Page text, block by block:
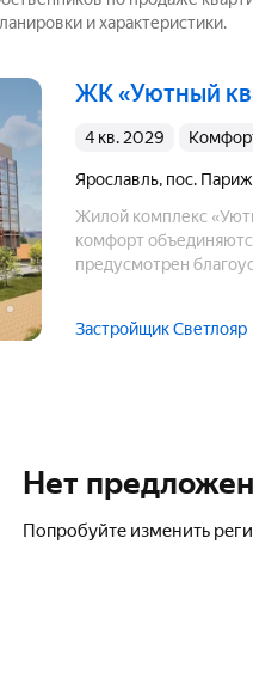
и характеристики.
ЖК «Уютный
4 кв. 2029
Ярославль, пос.
Жилой комплекс
комфорт
предусмотрен
Застройщик Светлояр
Нет
Попробуйте изменить